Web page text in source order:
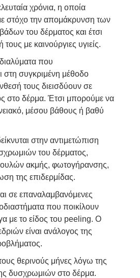
χρόνια, η οποία
στόχο την απομάκρυνση των
του δέρματος και έτσι
τους με καινούργιες υγιείς.
που
στη συγκριμένη μέθοδο
τους διεισδύουν σε
στο δέρμα. Έτσι μπορούμε να
μέσου βάθους ή βαθύ
στην αντιμετώπιση
του δέρματος,
ακμής, φωτογήρανσης,
της επιδερμίδας.
σε επαναλαμβανόμενες
που ποικίλουν
με το είδος του peeling. Ο
είναι ανάλογος της
θερινούς μήνες λόγω της
δυσχρωμιών στο δέρμα.